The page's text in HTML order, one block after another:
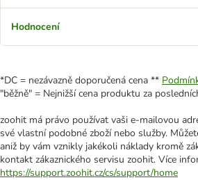
Hodnocení
*DC = nezávazně doporučená cena **
"běžně" = Nejnižší cena produktu za
zoohit má právo používat vaši e-mailovou
své vlastní podobné zboží nebo služby.
aniž by vám vznikly jakékoli náklady kromě
kontakt zákaznického servisu zoohit. Více
https://support.zoohit.cz/cs/support/home